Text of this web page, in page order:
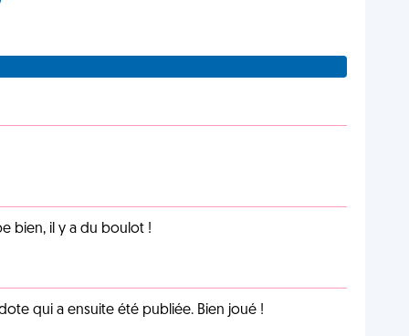
bien, il y a du boulot !
qui a ensuite été publiée. Bien joué !